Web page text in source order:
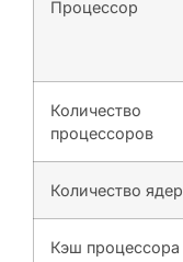
Процессор
Количество
процессоров
Количество ядер
Кэш процессора